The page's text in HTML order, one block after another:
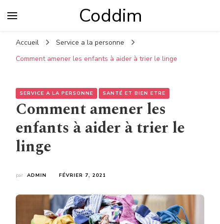
Coddim
Accueil
Service a la personne
Comment amener les enfants à aider à trier le linge
SERVICE A LA PERSONNE SANTÉ ET BIEN ETRE
Comment amener les
enfants à aider à trier le
linge
par ADMIN FÉVRIER 7, 2021